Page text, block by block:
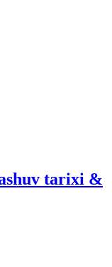
tarixi &